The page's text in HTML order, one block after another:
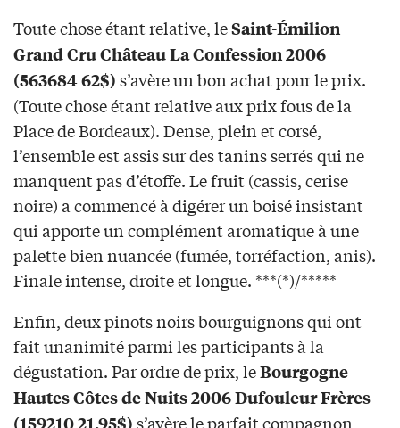
Toute chose étant relative, leSaint-Émilion
Grand Cru Château La Confession 2006
(563684 62$) s’avère un bon achat pour le prix.
(Toute chose étant relative aux prix fous de la
Place de Bordeaux). Dense, plein et corsé,
l’ensemble est assis sur des tanins serrés qui ne
manquent pas d’étoffe. Le fruit (cassis, cerise
noire) a commencé à digérer un boisé insistant
qui apporte un complément aromatique à une
palette bien nuancée (fumée, torréfaction, anis).
Finale intense, droite et longue. ***(*)/*****
Enfin, deux pinots noirs bourguignons qui ont
fait unanimité parmi les participants à la
dégustation. Par ordre de prix, leBourgogne
Hautes Côtes de Nuits 2006 Dufouleur Frères
(159210 21,95$) s’avère le parfait compagnon